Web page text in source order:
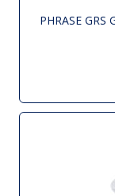
PHRASE GRS